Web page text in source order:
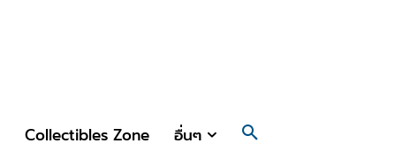
Collectibles Zone อื่นๆ